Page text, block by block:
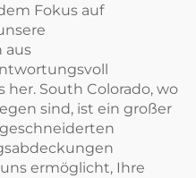
Fokus auf
aus
her. South Colorado, wo
sind, ist ein großer
ermöglicht, Ihre